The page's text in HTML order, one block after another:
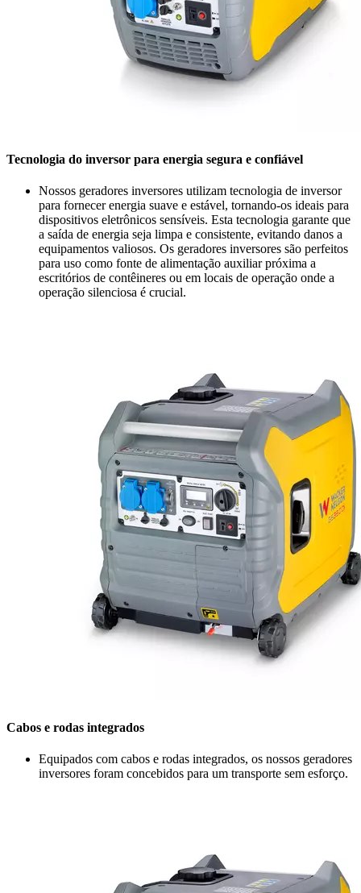
Tecnologia do inversor para energia segura e confiável
Nossos geradores inversores utilizam tecnologia de inversor
para fornecer energia suave e estável, tornando-os ideais para
dispositivos eletrônicos sensíveis. Esta tecnologia garante que
a saída de energia seja limpa e consistente, evitando danos a
equipamentos valiosos. Os geradores inversores são perfeitos
para uso como fonte de alimentação auxiliar próxima a
escritórios de contêineres ou em locais de operação onde a
operação silenciosa é crucial.
Cabos e rodas integrados
Equipados com cabos e rodas integrados, os nossos geradores
inversores foram concebidos para um transporte sem esforço.